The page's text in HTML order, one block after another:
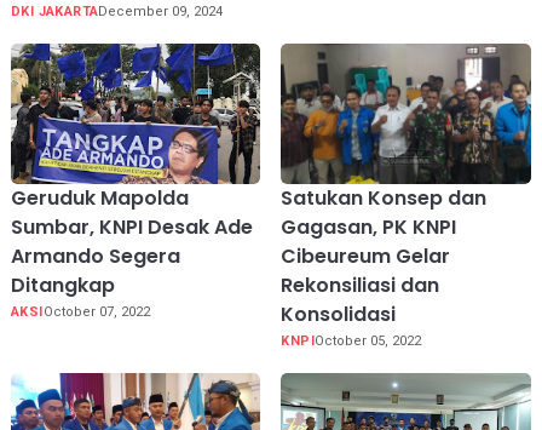
DKI JAKARTADecember 09, 2024
Geruduk Mapolda
Sumbar, KNPI Desak Ade
Armando Segera
Ditangkap
AKSIOctober 07, 2022
Satukan Konsep dan
Gagasan, PK KNPI
Cibeureum Gelar
Rekonsiliasi dan
Konsolidasi
KNPIOctober 05, 2022